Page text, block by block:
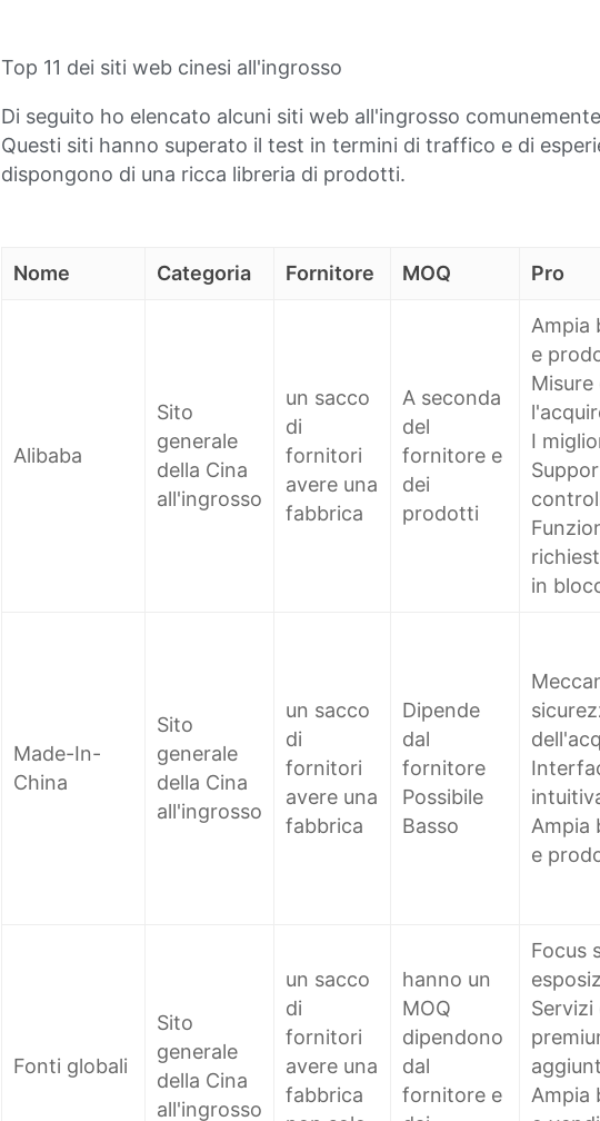
Top 11 dei siti web cinesi all'ingrosso
Di seguito ho elencato alcuni siti web all'ingrosso
Questi siti hanno superato il test in termini di traffico e di
dispongono di una ricca libreria di prodotti.
Nome Categoria Fornitore MOQ Pro
Alibaba
Sito
generale
della Cina
all'ingrosso
un sacco
di
fornitori
avere una
fabbrica
A seconda
del
fornitore e
dei
prodotti
Ampia
e
Misure
I
in
Made-In-
China
Sito
generale
della Cina
all'ingrosso
un sacco
di
fornitori
avere una
fabbrica
Dipende
dal
fornitore
Possibile
Basso
Ampia
e
Fonti globali
Sito
generale
della Cina
all'ingrosso
un sacco
di
fornitori
avere una
fabbrica
hanno un
MOQ
dipendono
dal
fornitore e
Focus
Servizi
Ampia